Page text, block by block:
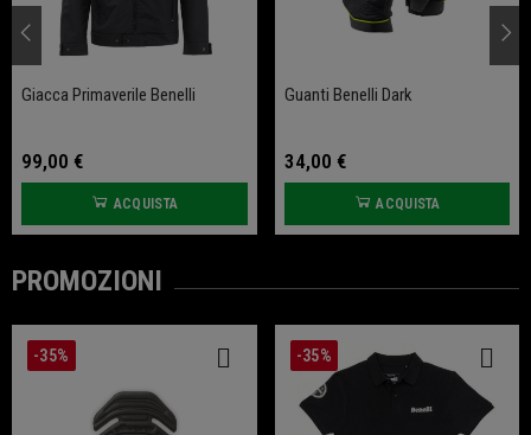
Giacca Primaverile Benelli
99,00 €
ACQUISTA
Guanti Benelli Dark
34,00 €
ACQUISTA
PROMOZIONI
-35% -35%